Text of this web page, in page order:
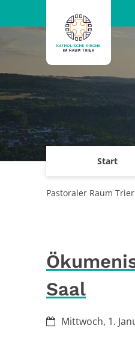
Start
Pastoraler Raum Trier
Saal
Datum:Mittwoch, 1.